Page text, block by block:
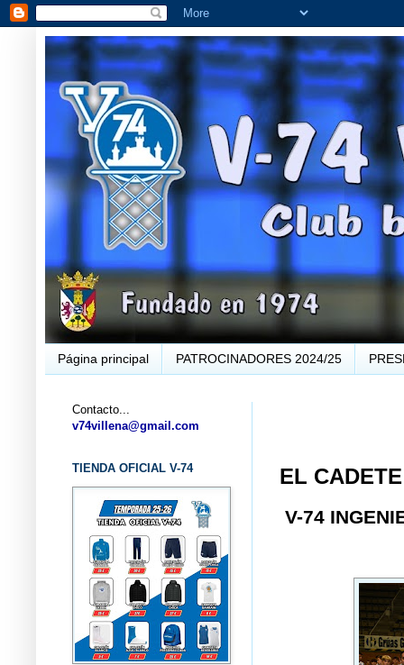
Página principal PATROCINADORES 2024/25
EL
V-74
Contacto...
v74villena@gmail.com
TIENDA OFICIAL V-74